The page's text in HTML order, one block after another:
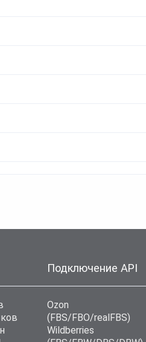
Подключение API
Ozon
(FBS/FBO/realFBS)
Wildberries